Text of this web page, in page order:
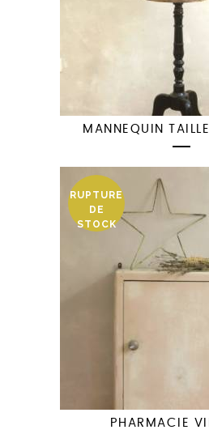
MANNEQUIN
RUPTURE
DE
STOCK
PHARMACIE